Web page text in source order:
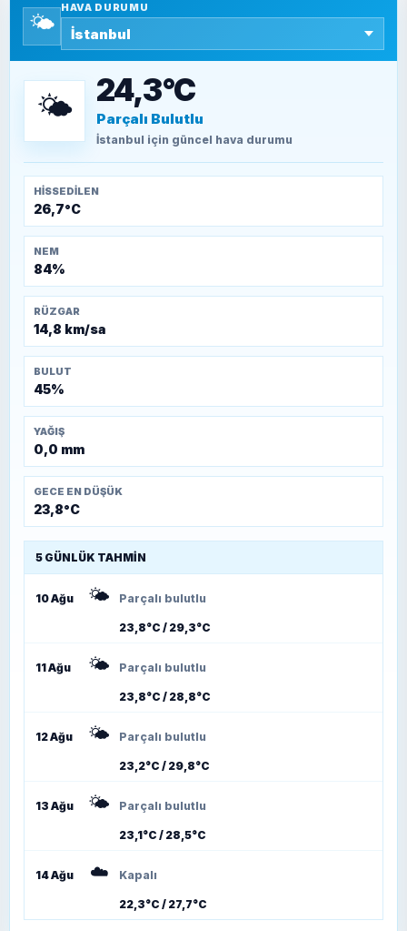
SEYFULLAH ÇİÇEK
TEOMAN ALPASLAN
Kütahya-Eskişehir Muharebeleri (10-24
🌤️
HAVA DURUMU
🌤️ 24,3°C
Parçalı Bulutlu
İstanbul için güncel hava durumu
HISSEDILEN
26,7°C
NEM
84%
RÜZGAR
14,8 km/sa
BULUT
45%
YAĞIŞ
0,0 mm
GECE EN DÜŞÜK
23,8°C
5 GÜNLÜK TAHMIN
10 Ağu 🌤️ Parçalı bulutlu
23,8°C / 29,3°C
11 Ağu 🌤️ Parçalı bulutlu
23,8°C / 28,8°C
12 Ağu 🌤️ Parçalı bulutlu
23,2°C / 29,8°C
13 Ağu 🌤️ Parçalı bulutlu
23,1°C / 28,5°C
14 Ağu ☁️ Kapalı
22,3°C / 27,7°C